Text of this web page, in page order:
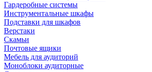
Гардеробные системы
Инструментальные шкафы
Подставки для шкафов
Верстаки
Скамьи
Почтовые ящики
Мебель для аудиторий
Моноблоки аудиторные